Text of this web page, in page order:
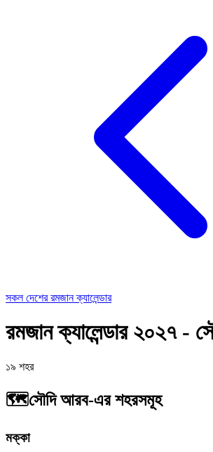
সকল দেশের রমজান ক্যালেন্ডার
রমজান ক্যালেন্ডার ২০২৭ -
১৯ শহর
🗺️সৌদি আরব-এর শহরসমূহ
মক্কা